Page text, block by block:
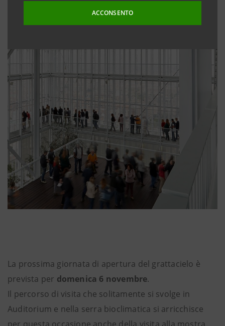
ACCONSENTO
La prossima giornata di apertura del grattacielo è
prevista per domenica 6 novembre.
Il percorso di visita che solitamente si svolge in
Auditorium e nella serra bioclimatica si arricchisce